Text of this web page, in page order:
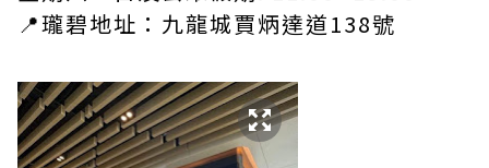
📍瓏碧地址：九龍城賈炳達道138號